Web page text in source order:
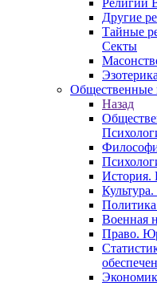
Религии
Другие
Тайные
Секты
Эзотерика
Общественные
Назад
История.
Военная
Право.